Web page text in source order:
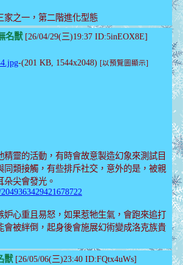
家之一，第二階進化型態
名獸[26/04/29(三)19:37 ID:5inEOX8E]
-(201 KB, 1544x2048) [以預覽圖顯示]
精靈的活動，有時會故意製造幻象來測試目
同類接觸，有些排斥社交，意外的是，被親
朵尖會發光。
妒心重且易怒，如果惹牠生氣，會跑來追打
會被絆倒，起身後會施展幻術變成洛克族貴
獸[26/05/06(三)23:40 ID:FQtx4uWs]